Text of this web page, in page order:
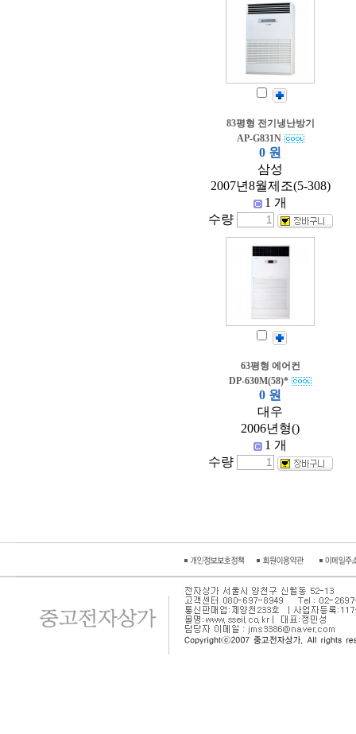
83평형 전기냉난방기
AP-G831N
0 원
삼성
2007년8월제조(5-308)
1 개
수량
63평형 에어컨
DP-630M(58)*
0 원
대우
2006년형()
1 개
수량